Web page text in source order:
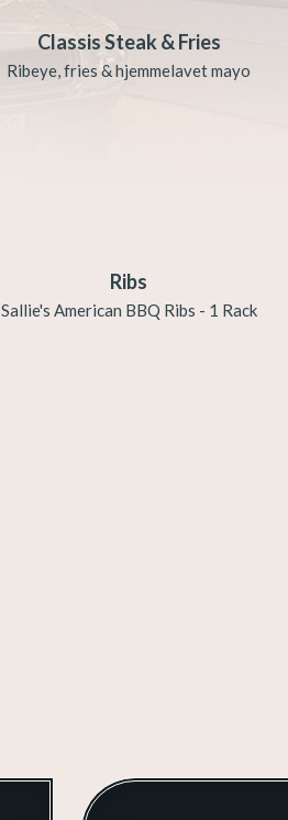
Classis Steak & Fries
Ribeye, fries & hjemmelavet mayo
Ribs
Sallie's American BBQ Ribs - 1 Rack